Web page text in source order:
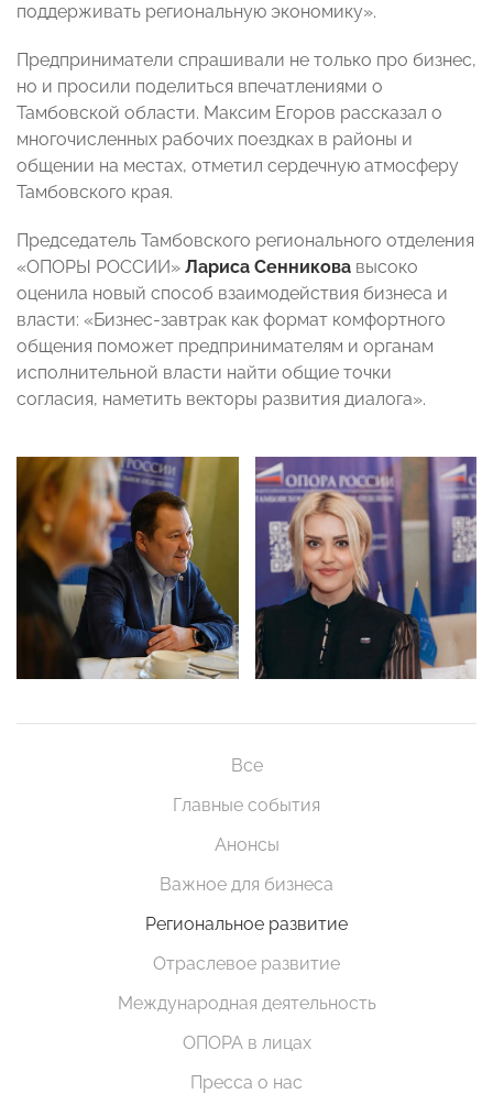
поддерживать региональную экономику».
Предприниматели спрашивали не только про бизнес,
но и просили поделиться впечатлениями о
Тамбовской области. Максим Егоров рассказал о
многочисленных рабочих поездках в районы и
общении на местах, отметил сердечную атмосферу
Тамбовского края.
Председатель Тамбовского регионального отделения
«ОПОРЫ РОССИИ» Лариса Сенникова высоко
оценила новый способ взаимодействия бизнеса и
власти: «Бизнес-завтрак как формат комфортного
общения поможет предпринимателям и органам
исполнительной власти найти общие точки
согласия, наметить векторы развития диалога».
Все
Главные события
Анонсы
Важное для бизнеса
Региональное развитие
Отраслевое развитие
Международная деятельность
ОПОРА в лицах
Пресса о нас